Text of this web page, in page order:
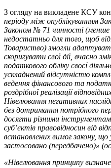
З огляду на викладене КСУ
періоду між опублікуванням
Законом № 71 чинності (менше
недостатньо для того, щоб
Товариство) змогли
скоригувати свої дії, вчасно
податкового обліку своєї
ускладнений відсутністю
ведення фінансового та
роздрібної реалізації
Нівелювання негативних
без дотримання потрібного
досягти різними
суб’єктів правовідносин від
встановлених вимог закону, що
застосовано (передбачено)»
«Нівелювання принципу